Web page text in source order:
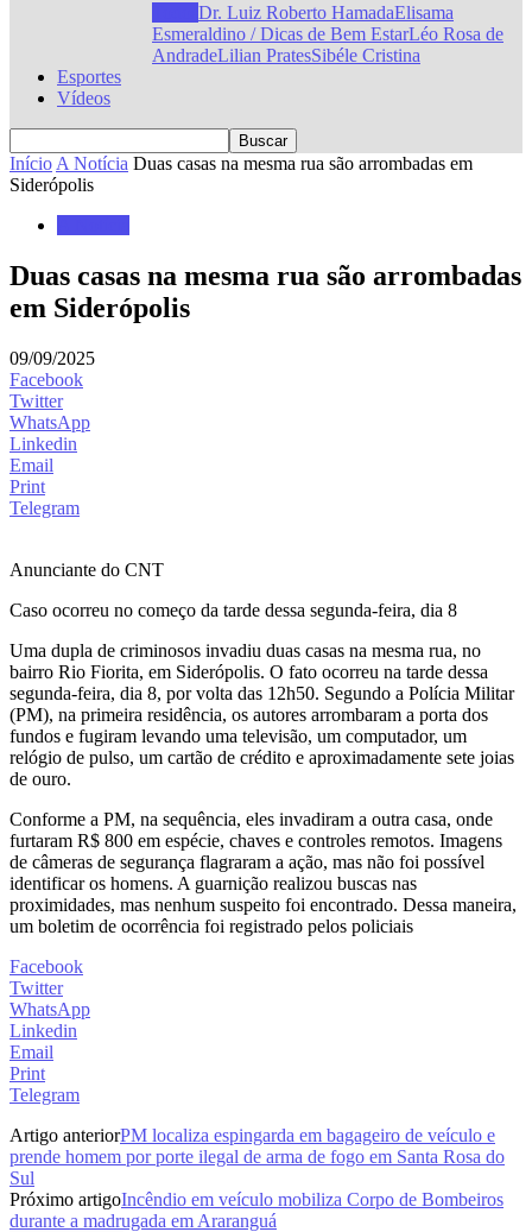
Dr. Luiz Roberto HamadaElisama
Esmeraldino / Dicas de Bem EstarLéo Rosa de
AndradeLilian PratesSibéle Cristina
Esportes
Vídeos
Início A Notícia Duas casas na mesma rua são arrombadas em
Siderópolis
Duas casas na mesma rua são arrombadas
em Siderópolis
09/09/2025
Facebook
Twitter
WhatsApp
Linkedin
Email
Print
Telegram
Anunciante do CNT
Caso ocorreu no começo da tarde dessa segunda-feira, dia 8
Uma dupla de criminosos invadiu duas casas na mesma rua, no
bairro Rio Fiorita, em Siderópolis. O fato ocorreu na tarde dessa
segunda-feira, dia 8, por volta das 12h50. Segundo a Polícia Militar
(PM), na primeira residência, os autores arrombaram a porta dos
fundos e fugiram levando uma televisão, um computador, um
relógio de pulso, um cartão de crédito e aproximadamente sete joias
de ouro.
Conforme a PM, na sequência, eles invadiram a outra casa, onde
furtaram R$ 800 em espécie, chaves e controles remotos. Imagens
de câmeras de segurança flagraram a ação, mas não foi possível
identificar os homens. A guarnição realizou buscas nas
proximidades, mas nenhum suspeito foi encontrado. Dessa maneira,
um boletim de ocorrência foi registrado pelos policiais
Facebook
Twitter
WhatsApp
Linkedin
Email
Print
Telegram
Artigo anteriorPM localiza espingarda em bagageiro de veículo e
prende homem por porte ilegal de arma de fogo em Santa Rosa do
Sul
Próximo artigoIncêndio em veículo mobiliza Corpo de Bombeiros
durante a madrugada em Araranguá